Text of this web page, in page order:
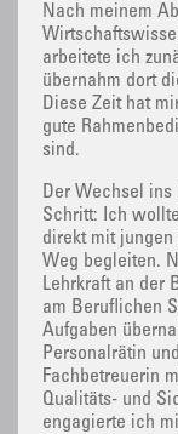
Nach meinem
arbeitete ich
übernahm dort
Diese Zeit hat
gute
sind.
Der Wechsel
Schritt: Ich
direkt mit
Weg begleiten.
Lehrkraft an der
am Beruflichen
Aufgaben
Personalrätin
Fachbetreuerin
Qualitäts- und
engagierte ich